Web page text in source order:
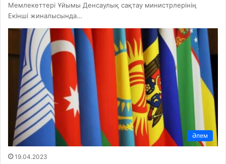
Мемлекеттері Ұйымы Денсаулық сақтау министрлерінің
Екінші жиналысында…
Әлем
19.04.2023